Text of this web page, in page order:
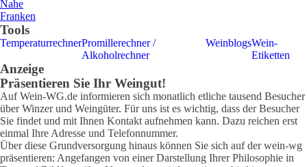
Nahe
Franken
Tools
TemperaturrechnerPromillerechner /
Alkoholrechner
WeinblogsWein-
Etiketten
Anzeige
Präsentieren Sie Ihr Weingut!
Auf Wein-WG.de informieren sich monatlich etliche tausend Besucher
über Winzer und Weingüter. Für uns ist es wichtig, dass der Besucher
Sie findet und mit Ihnen Kontakt aufnehmen kann. Dazu reichen erst
einmal Ihre Adresse und Telefonnummer.
Über diese Grundversorgung hinaus können Sie sich auf der wein-wg
präsentieren: Angefangen von einer Darstellung Ihrer Philosophie in